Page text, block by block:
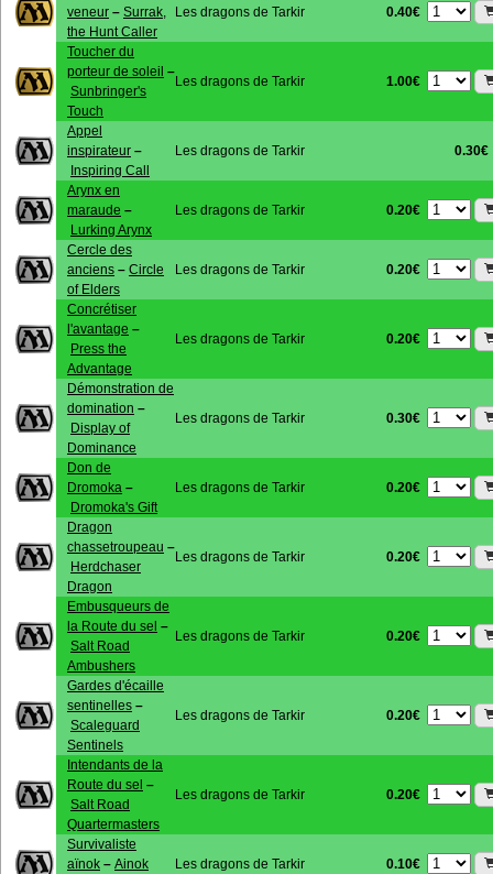
veneur – Surrak,
the Hunt Caller
Les dragons de Tarkir 0.40€
Toucher du
porteur de soleil –
Sunbringer's
Touch
Les dragons de Tarkir 1.00€
Appel
inspirateur –
Inspiring Call
Les dragons de Tarkir 0.30€
Arynx en
maraude –
Lurking Arynx
Les dragons de Tarkir 0.20€
Cercle des
anciens – Circle
of Elders
Les dragons de Tarkir 0.20€
Concrétiser
l'avantage –
Press the
Advantage
Les dragons de Tarkir 0.20€
Démonstration de
domination –
Display of
Dominance
Les dragons de Tarkir 0.30€
Don de
Dromoka –
Dromoka's Gift
Les dragons de Tarkir 0.20€
Dragon
chassetroupeau –
Herdchaser
Dragon
Les dragons de Tarkir 0.20€
Embusqueurs de
la Route du sel –
Salt Road
Ambushers
Les dragons de Tarkir 0.20€
Gardes d'écaille
sentinelles –
Scaleguard
Sentinels
Les dragons de Tarkir 0.20€
Intendants de la
Route du sel –
Salt Road
Quartermasters
Les dragons de Tarkir 0.20€
Survivaliste
aïnok – Ainok
Les dragons de Tarkir 0.10€